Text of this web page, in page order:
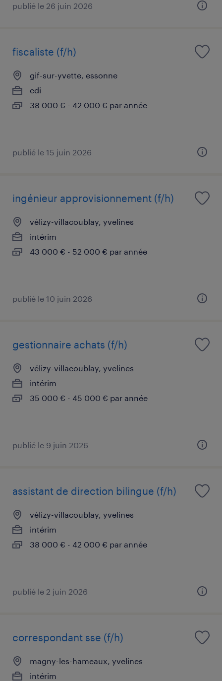
publié le 26 juin 2026
fiscaliste (f/h)
gif-sur-yvette, essonne
cdi
38 000 € - 42 000 € par année
publié le 15 juin 2026
ingénieur approvisionnement (f/h)
vélizy-villacoublay, yvelines
intérim
43 000 € - 52 000 € par année
publié le 10 juin 2026
gestionnaire achats (f/h)
vélizy-villacoublay, yvelines
intérim
35 000 € - 45 000 € par année
publié le 9 juin 2026
assistant de direction bilingue (f/h)
vélizy-villacoublay, yvelines
intérim
38 000 € - 42 000 € par année
publié le 2 juin 2026
correspondant sse (f/h)
magny-les-hameaux, yvelines
intérim